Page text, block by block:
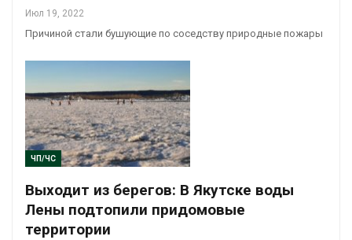
Июл 19, 2022
Причиной стали бушующие по соседству природные пожары
ЧП/ЧС
Выходит из берегов: В Якутске воды
Лены подтопили придомовые
территории